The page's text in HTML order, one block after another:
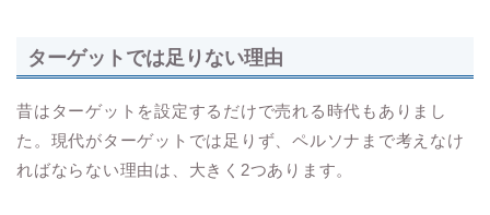
ターゲットでは足りない理由
昔はターゲットを設定するだけで売れる時代もありまし
た。現代がターゲットでは足りず、ペルソナまで考えなけ
ればならない理由は、大きく2つあります。